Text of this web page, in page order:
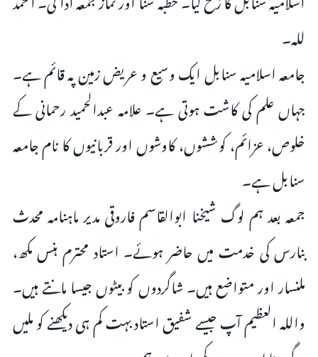
للہ۔
جامعہ اسلامیہ سنابل ایک وسیع و عریض زمین پہ قائم ہے۔
جہاں علم کی کاشت ہوتی ہے۔ علامہ عبدالحمید رحمانی کے
خلوص، عزائم، کوششوں، کاوشوں اور قربانیوں کا نام جامعہ
سنابل ہے۔
جمعہ بعد ہم لوگ شیخنا ابوالقاسم فاروقی مدیر ماہنامہ محدث
بنارس کی خدمت میں حاضر ہوئے۔ استاد محترم ہنس مکھ،
ملنسار اور متواضع ہیں۔ شاگردوں کو بیٹوں جیسا مانتے ہیں۔
واللہ العظیم آپ جیسے شفیق استاد بہت کم ہی دیکھنے کو ملیں